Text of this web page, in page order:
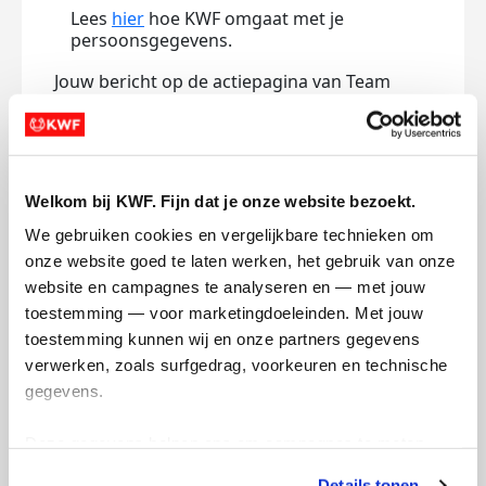
Welkom bij KWF. Fijn dat je onze website bezoekt.
We gebruiken cookies en vergelijkbare technieken om
onze website goed te laten werken, het gebruik van onze
website en campagnes te analyseren en — met jouw
toestemming — voor marketingdoeleinden. Met jouw
toestemming kunnen wij en onze partners gegevens
verwerken, zoals surfgedrag, voorkeuren en technische
gegevens.
Lees hier hoe KWF omgaat met je
persoonsgegevens.
Jouw bericht op de actiepagina van Team
(optioneel)
0/150
Naam die op de pagina verschijnt
Volgende
Volgende